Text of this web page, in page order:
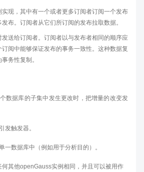
现，其中有一个或者更多订阅者订阅一个发布
布。订阅者从它们所订阅的发布拉取数据。
送给订阅者。订阅者以与发布者相同的顺序应
阅中能够保证发布的事务一致性。这种数据复
务性复制。
数据库的子集中发生更改时，把增量的改变发
发触发器。
一数据库中（例如用于分析目的）。
其他openGauss实例相同，并且可以被用作